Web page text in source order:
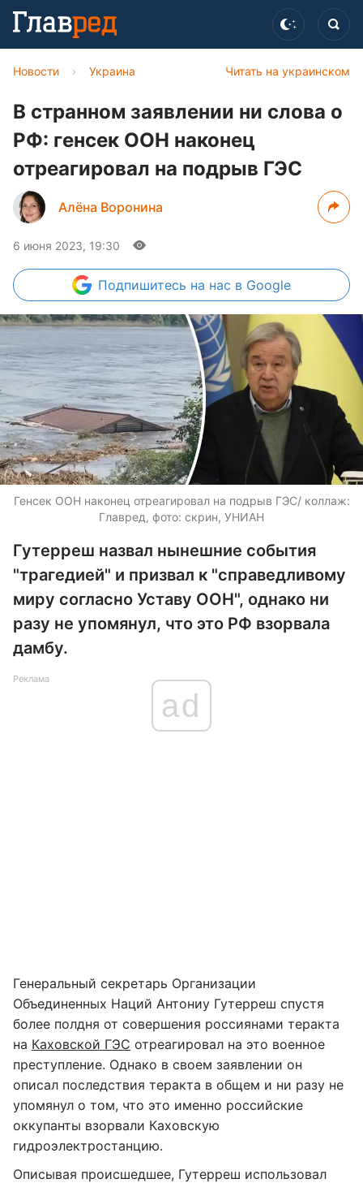
Читать на украинском
Новости › Украина
В странном заявлении ни слова о
РФ: генсек ООН наконец
отреагировал на подрыв ГЭС
Алёна Воронина
6 июня 2023, 19:30
Подпишитесь на нас в Google
Генсек ООН наконец отреагировал на подрыв ГЭС/ коллаж:
Главред, фото: скрин, УНИАН
Гутерреш назвал нынешние события
"трагедией" и призвал к "справедливому
миру согласно Уставу ООН", однако ни
разу не упомянул, что это РФ взорвала
дамбу.
Реклама
ad
Генеральный секретарь Организации
Объединенных Наций Антониу Гутерреш спустя
более полдня от совершения россиянами теракта
на Каховской ГЭС отреагировал на это военное
преступление. Однако в своем заявлении он
описал последствия теракта в общем и ни разу не
упомянул о том, что это именно российские
оккупанты взорвали Каховскую
гидроэлектростанцию.
Описывая происшедшее, Гутерреш использовал